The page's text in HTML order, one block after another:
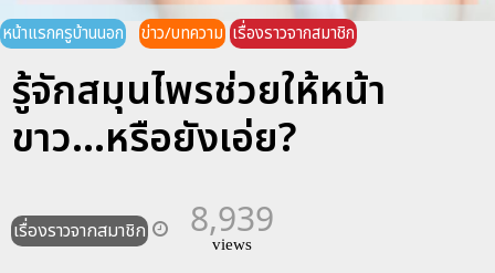
หน้าแรกครูบ้านนอก ข่าว/บทความ เรื่องราวจากสมาชิก
รู้จักสมุนไพรช่วยให้หน้า
ขาว...หรือยังเอ่ย?
เรื่องราวจากสมาชิก 8,939
views